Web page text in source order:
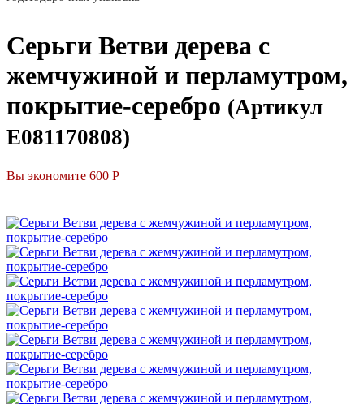
Серьги Ветви дерева с
жемчужиной и перламутром,
покрытие-серебро (Артикул
E081170808)
Вы экономите 600 Р